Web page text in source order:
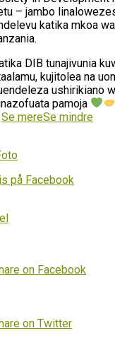
– jambo
katika mkoa
DIB tunajivunia
kujitolea na
ushirikiano
pamoja
Se mereSe mindre
på Facebook
on Facebook
on Twitter